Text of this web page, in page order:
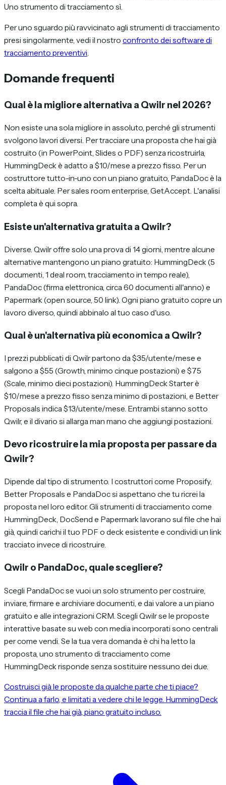
Uno strumento di tracciamento sì.
Per uno sguardo più ravvicinato agli strumenti di tracciamento
presi singolarmente, vedi il nostro confronto dei software di
tracciamento preventivi
Domande frequenti
Qual è la migliore alternativa a Qwilr nel 2026?
Non esiste una sola migliore in assoluto, perché gli strumenti
svolgono lavori diversi. Per tracciare una proposta che hai già
costruito (in PowerPoint, Slides o PDF) senza ricostruirla,
HummingDeck è adatto a $10/mese a prezzo fisso. Per un
costruttore tutto-in-uno con un piano gratuito, PandaDoc è la
scelta abituale. Per sales room enterprise, GetAccept. L'analisi
completa è qui sopra.
Esiste un'alternativa gratuita a Qwilr?
Diverse. Qwilr offre solo una prova di 14 giorni, mentre alcune
alternative mantengono un piano gratuito: HummingDeck (5
documenti, 1 deal room, tracciamento in tempo reale),
PandaDoc (firma elettronica, circa 60 documenti all'anno) e
Papermark (open source, 50 link). Ogni piano gratuito copre un
lavoro diverso, quindi abbinalo al tuo caso d'uso.
Qual è un'alternativa più economica a Qwilr?
I prezzi pubblicati di Qwilr partono da $35/utente/mese e
salgono a $55 (Growth, minimo cinque postazioni) e $75
(Scale, minimo dieci postazioni). HummingDeck Starter è
$10/mese a prezzo fisso senza minimo di postazioni, e Better
Proposals indica $13/utente/mese. Entrambi stanno sotto
Qwilr, e il divario si allarga man mano che aggiungi postazioni.
Devo ricostruire la mia proposta per passare da
Qwilr?
Dipende dal tipo di strumento. I costruttori come Proposify,
Better Proposals e PandaDoc si aspettano che tu ricrei la
proposta nel loro editor. Gli strumenti di tracciamento come
HummingDeck, DocSend e Papermark lavorano sul file che hai
già, quindi carichi il tuo PDF o deck esistente e condividi un link
tracciato invece di ricostruire.
Qwilr o PandaDoc, quale scegliere?
Scegli PandaDoc se vuoi un solo strumento per costruire,
inviare, firmare e archiviare documenti, e dai valore a un piano
gratuito e alle integrazioni CRM. Scegli Qwilr se le proposte
interattive basate su web con media incorporati sono centrali
per come vendi. Se la tua vera domanda è chi ha letto la
proposta, uno strumento di tracciamento come
HummingDeck risponde senza sostituire nessuno dei due.
Costruisci già le proposte da qualche parte che ti piace?
Continua a farlo, e limitati a vedere chi le legge. HummingDeck
traccia il file che hai già, piano gratuito incluso.